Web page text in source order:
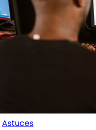
Astuces